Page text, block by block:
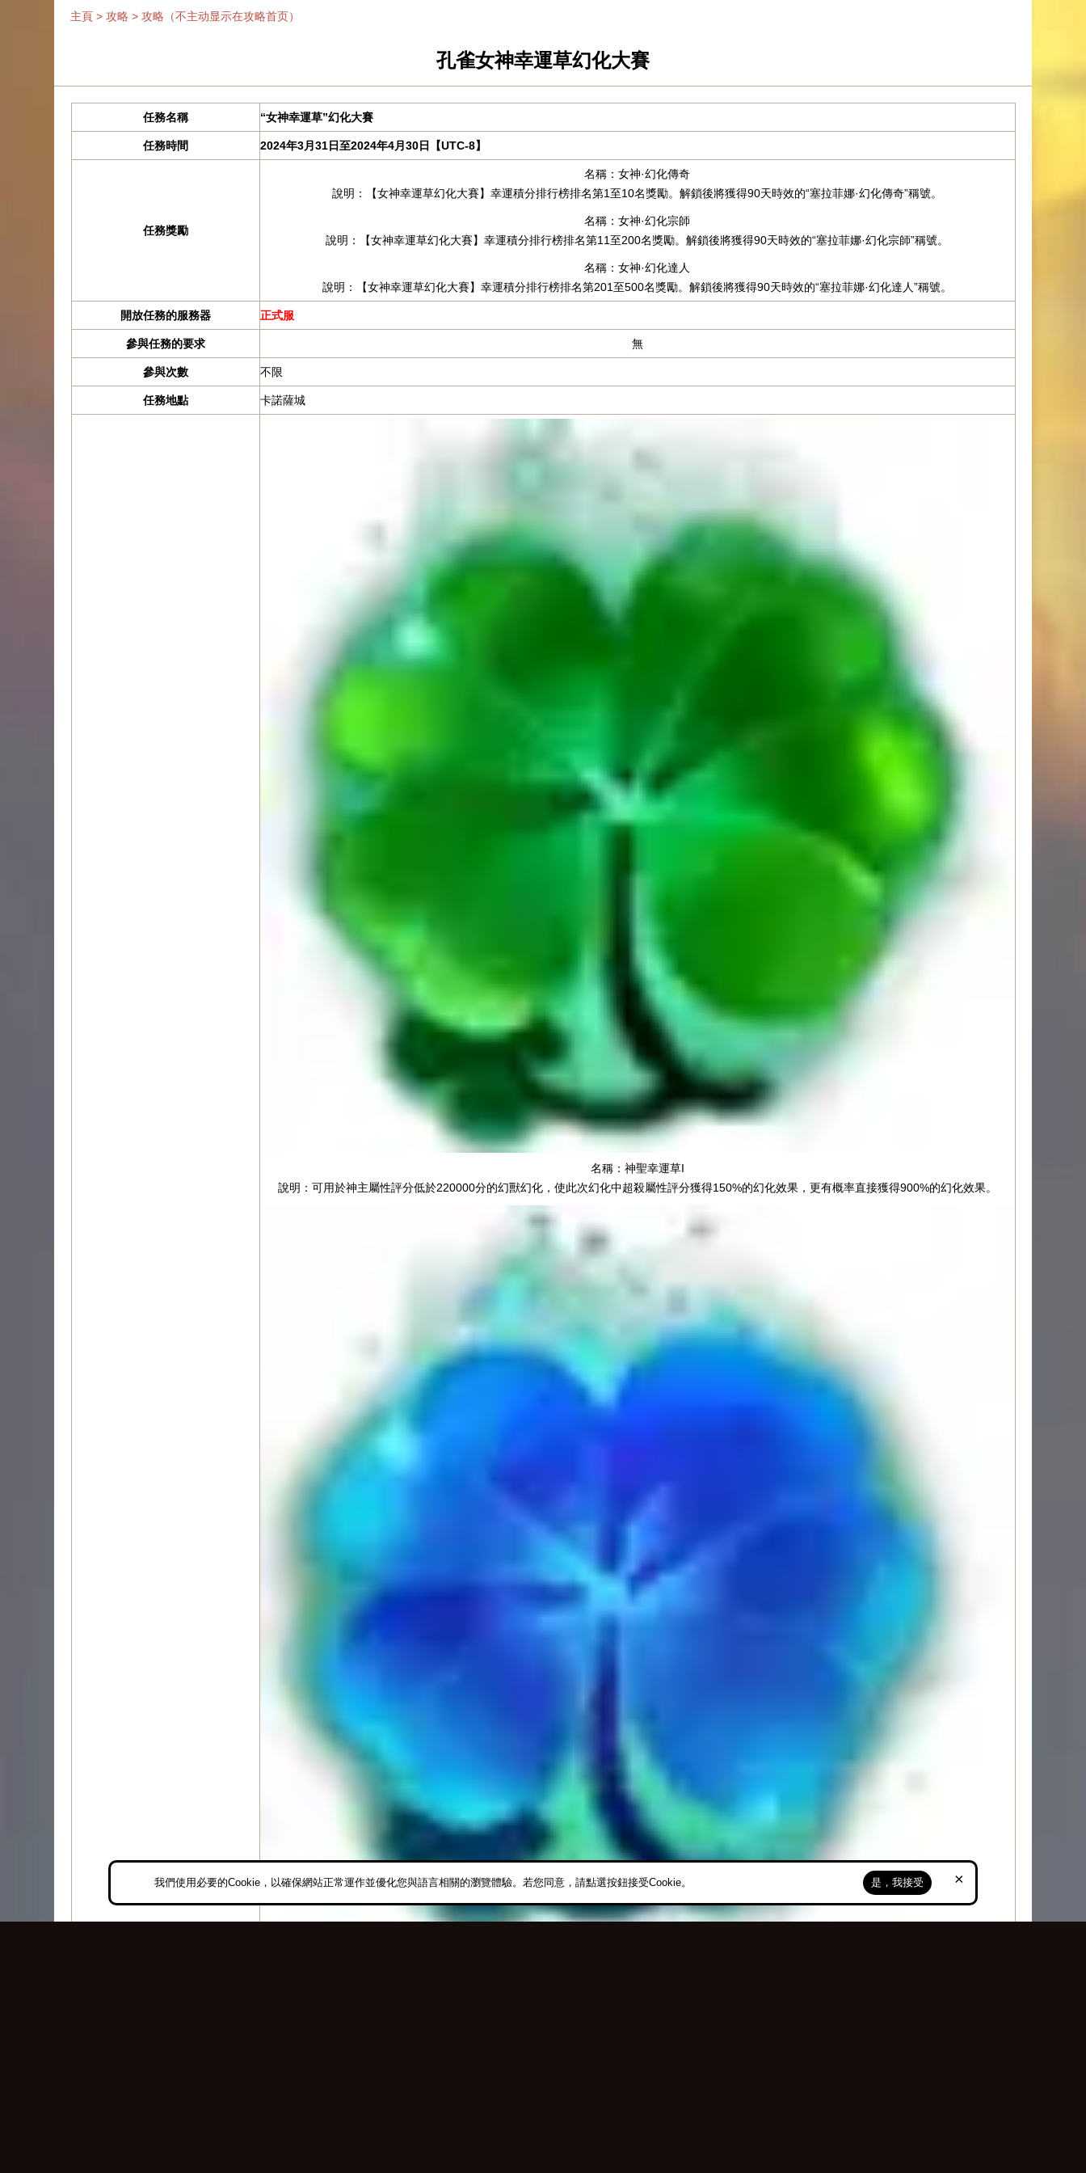
主頁 >攻略 >攻略（不主动显示在攻略首页）
孔雀女神幸運草幻化大賽
任務名稱 “女神幸運草”幻化大賽
任務時間 2024年3月31日至2024年4月30日【UTC-8】
任務獎勵
名稱：女神·幻化傳奇
說明：【女神幸運草幻化大賽】幸運積分排行榜排名第1至10名獎勵。解鎖後將獲得90天時效的“塞拉菲娜·幻化傳奇”稱號。
名稱：女神·幻化宗師
說明：【女神幸運草幻化大賽】幸運積分排行榜排名第11至200名獎勵。解鎖後將獲得90天時效的“塞拉菲娜·幻化宗師”稱號。
名稱：女神·幻化達人
說明：【女神幸運草幻化大賽】幸運積分排行榜排名第201至500名獎勵。解鎖後將獲得90天時效的“塞拉菲娜·幻化達人”稱號。
開放任務的服務器 正式服
參與任務的要求 無
參與次數 不限
任務地點 卡諾薩城
名稱：神聖幸運草I
說明：可用於神主屬性評分低於220000分的幻獸幻化，使此次幻化中超殺屬性評分獲得150%的幻化效果，更有概率直接獲得900%的幻化效果。
×
我們使用必要的Cookie，以確保網站正常運作並優化您與語言相關的瀏覽體驗。若您同意，請點選按鈕接受Cookie。 是，我接受